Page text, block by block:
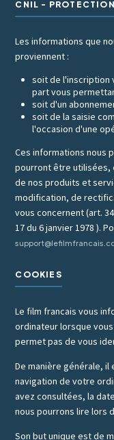
CNIL -
Les informations que
proviennent :
soit de l'inscription
part vous
soit d'un
soit de la saisie
l'occasion d'une
Ces informations nous
pourront être utilisées,
de nos produits et
modification, de
vous concernent (art.
17 du 6 janvier 1978 ).
COOKIES
Le film francais vous
ordinateur lorsque
permet pas de vous
De manière générale,
navigation de votre
avez consultées, la
nous pourrons lire lors
Son but unique est de